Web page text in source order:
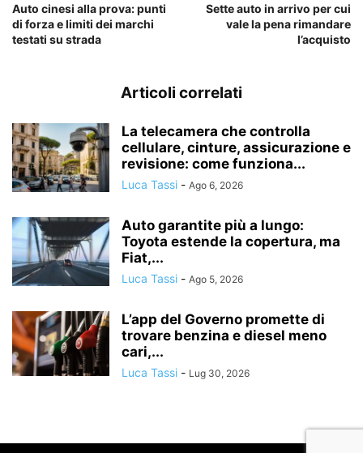
Auto cinesi alla prova: punti
di forza e limiti dei marchi
testati su strada
Sette auto in arrivo per cui
vale la pena rimandare
l’acquisto
Articoli correlati
La telecamera che controlla
cellulare, cinture, assicurazione e
revisione: come funziona...
Luca Tassi - Ago 6, 2026
Auto garantite più a lungo:
Toyota estende la copertura, ma
Fiat,...
Luca Tassi - Ago 5, 2026
L’app del Governo promette di
trovare benzina e diesel meno
cari,...
Luca Tassi - Lug 30, 2026